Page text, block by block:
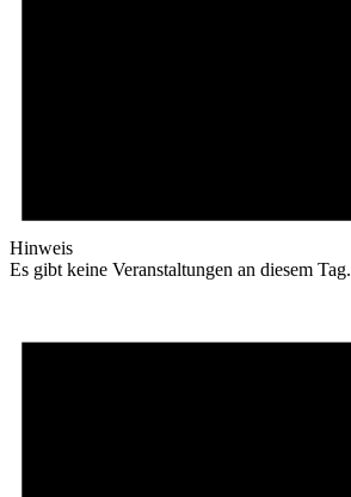
Hinweis
Es gibt keine Veranstaltungen an diesem Tag.